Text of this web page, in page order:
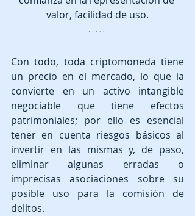
valor, facilidad de uso.
Con todo, toda criptomoneda tiene
un precio en el mercado, lo que la
convierte en un activo intangible
negociable que tiene efectos
patrimoniales; por ello es esencial
tener en cuenta riesgos básicos al
invertir en las mismas y, de paso,
eliminar algunas erradas o
imprecisas asociaciones sobre su
posible uso para la comisión de
delitos.